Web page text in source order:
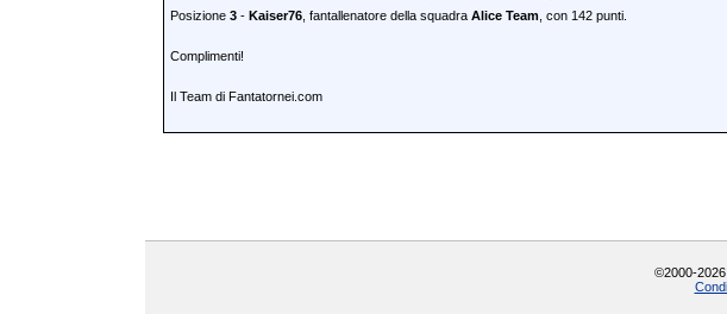
Posizione 3 - Kaiser76 , fantallenatore della squadra Alice Team , con 142 punti.
Complimenti!
Il Team di Fantatornei.com
©2000-